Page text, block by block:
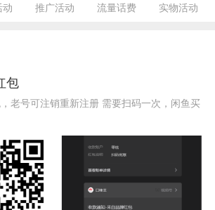
动 推广活动 流量话费 实物活动
包
老号可注销重新注册 需要扫码一次，闲鱼买